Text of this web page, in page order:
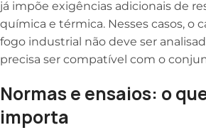
já impõe exigências adicionais de
química e térmica. Nesses casos, o
fogo industrial não deve ser
precisa ser compatível com o
Normas e ensaios: o
importa